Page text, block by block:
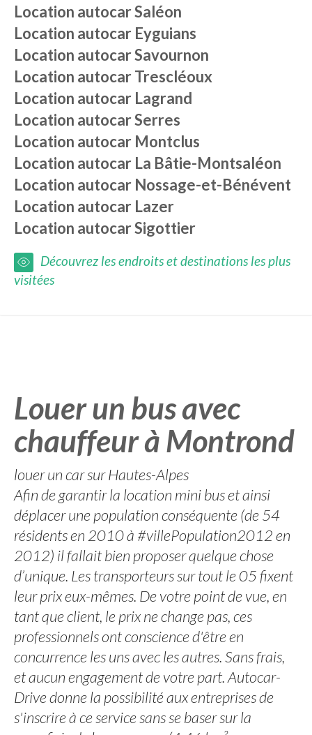
Location autocarSaléon
Location autocar Eyguians
Location autocarSavournon
Location autocarTrescléoux
Location autocar Lagrand
Location autocarSerres
Location autocar Montclus
Location autocar La Bâtie-Montsaléon
Location autocar Nossage-et-Bénévent
Location autocar Lazer
Location autocarSigottier
Découvrez les endroits et destinations les plus
visitées
Louer un bus avec
chauffeur à Montrond
louer un car sur Hautes-Alpes
Afin de garantir la location mini bus et ainsi
déplacer une population conséquente (de 54
résidents en 2010 à #villePopulation2012 en
2012) il fallait bien proposer quelque chose
d’unique. Les transporteurs sur tout le 05 fixent
leur prix eux-mêmes. De votre point de vue, en
tant que client, le prix ne change pas, ces
professionnels ont conscience d'être en
concurrence les uns avec les autres. Sans frais,
et aucun engagement de votre part. Autocar-
Drive donne la possibilité aux entreprises de
s'inscrire à ce service sans se baser sur la